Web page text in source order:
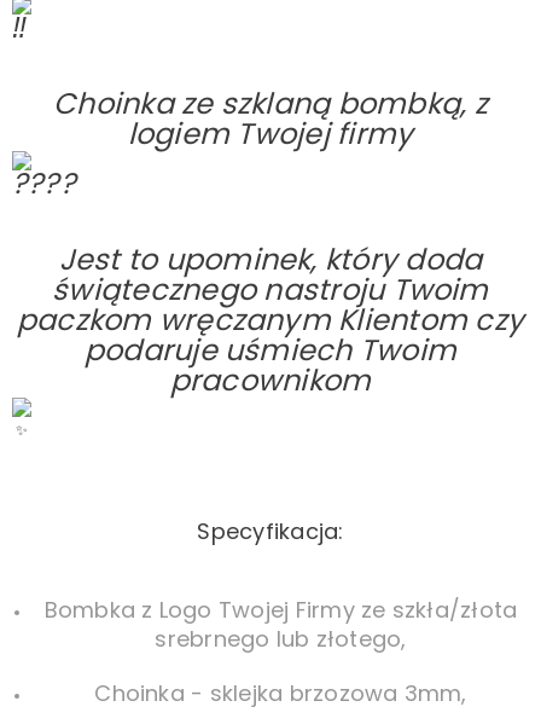
Choinka ze szklaną bombką, z
logiem Twojej firmy
Jest to upominek, który doda
świątecznego nastroju Twoim
paczkom wręczanym Klientom czy
podaruje uśmiech Twoim
pracownikom
Specyfikacja:
Bombka z Logo Twojej Firmy ze szkła/złota
srebrnego lub złotego,
Choinka - sklejka brzozowa 3mm,